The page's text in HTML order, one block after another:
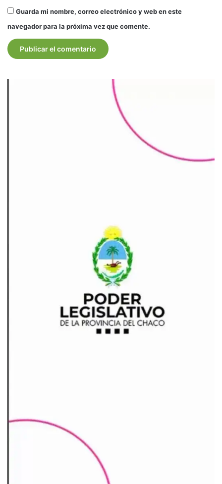
Guarda mi nombre, correo electrónico y web en este
navegador para la próxima vez que comente.